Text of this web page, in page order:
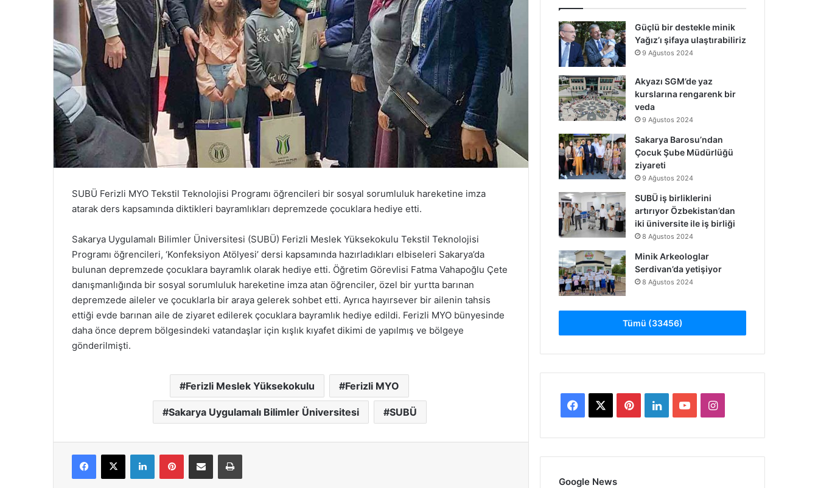
SUBÜ Ferizli MYO Tekstil Teknolojisi Programı öğrencileri bir sosyal sorumluluk hareketine imza
atarak ders kapsamında diktikleri bayramlıkları depremzede çocuklara hediye etti.
Sakarya Uygulamalı Bilimler Üniversitesi (SUBÜ) Ferizli Meslek Yüksekokulu Tekstil Teknolojisi
Programı öğrencileri, ‘Konfeksiyon Atölyesi’ dersi kapsamında hazırladıkları elbiseleri Sakarya’da
bulunan depremzede çocuklara bayramlık olarak hediye etti. Öğretim Görevlisi Fatma Vahapoğlu Çete
danışmanlığında bir sosyal sorumluluk hareketine imza atan öğrenciler, özel bir yurtta barınan
depremzede aileler ve çocuklarla bir araya gelerek sohbet etti. Ayrıca hayırsever bir ailenin tahsis
ettiği evde barınan aile de ziyaret edilerek çocuklara bayramlık hediye edildi. Ferizli MYO bünyesinde
daha önce deprem bölgesindeki vatandaşlar için kışlık kıyafet dikimi de yapılmış ve bölgeye
gönderilmişti.
Ferizli Meslek Yüksekokulu Ferizli MYO
Sakarya Uygulamalı Bilimler Üniversitesi SUBÜ
Facebook
X LinkedInPinterestE-Posta ile paylaş Yazdır
Güçlü bir destekle minik
Yağız’ı şifaya ulaştırabiliriz
9 Ağustos 2024
Akyazı SGM’de yaz
kurslarına rengarenk bir
veda
9 Ağustos 2024
Sakarya Barosu’ndan
Çocuk Şube Müdürlüğü
ziyareti
9 Ağustos 2024
SUBÜ iş birliklerini
artırıyor Özbekistan’dan
iki üniversite ile iş birliği
8 Ağustos 2024
Minik Arkeologlar
Serdivan’da yetişiyor
8 Ağustos 2024
Tümü (33456)
Facebook PinterestLinkedInYouTubeInstagram
Google News